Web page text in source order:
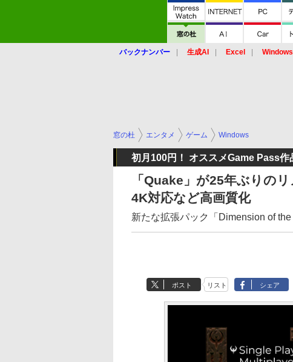
バックナンバー 生成AI Excel Windows
窓の杜 エンタメ ゲーム Windows
初月100円！ オススメGame Pass作
「Quake」が25年ぶりの
4K対応など高画質化
新たな拡張パック「Dimension of
ポスト リスト シェア